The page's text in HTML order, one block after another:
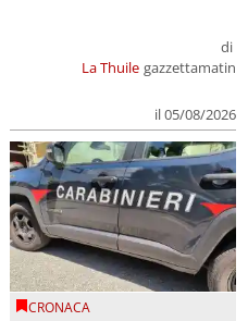
La Thuile
di
gazzettamatin
il 05/08/2026
CRONACA